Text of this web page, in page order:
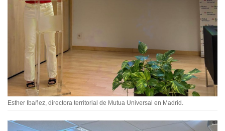
Esther Ibañez, directora territorial de Mutua Universal en Madrid.